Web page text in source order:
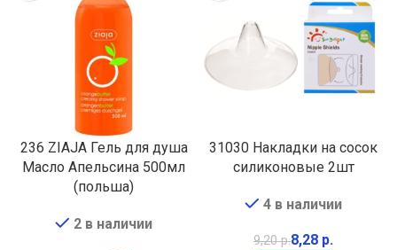
236 ZIAJA Гель для душа
Масло Апельсина 500мл
(польша)
2 в наличии
31030 Накладки на сосок
силиконовые 2шт
4 в наличии
9,20р.8,28 р.